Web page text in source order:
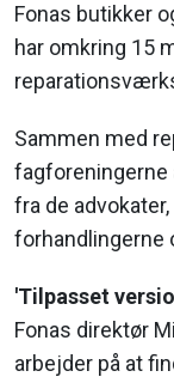
Fonas butikker
har omkring 15
Sammen med
fagforeningerne
fra de
forhandlingerne
'Tilpasset
Fonas direktør
arbejder på at